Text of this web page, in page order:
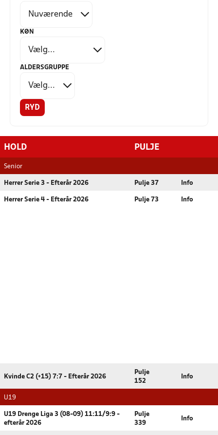
KØN
ALDERSGRUPPE
RYD
HOLD PULJE
Senior
Herrer Serie 3 - Efterår 2026 Pulje 37 Info
Herrer Serie 4 - Efterår 2026 Pulje 73 Info
Kvinde C2 (+15) 7:7 - Efterår 2026
Pulje
152
Info
U19
U19 Drenge Liga 3 (08-09) 11:11/9:9 -
efterår 2026
Pulje
339
Info